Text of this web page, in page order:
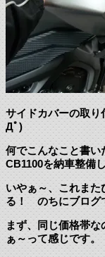
サイドカバーの取り
Дﾟ)
何でこんなこと書い
CB1100を納車整備
いやぁ～、これま
る！ のちにブログ
まず、同じ価格帯
ぁ～って感じです。